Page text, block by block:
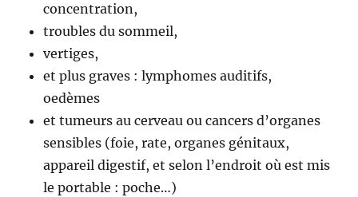
concentration,
troubles du sommeil,
vertiges,
et plus graves : lymphomes auditifs,
oedèmes
et tumeurs au cerveau ou cancers d’organes
sensibles (foie, rate, organes génitaux,
appareil digestif, et selon l’endroit où est mis
le portable : poche…)